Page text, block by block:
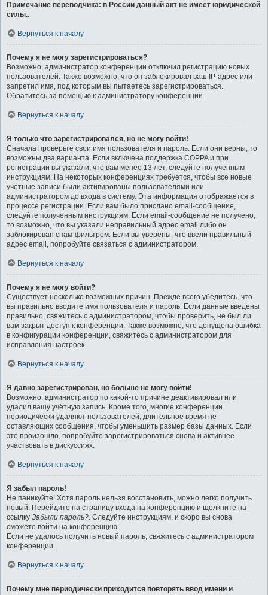
Примечание переводчика: в России данный акт не имеет юридической
силы..
Вернуться к началу
Почему я не могу зарегистрироваться?
Возможно, администратор конференции отключил регистрацию новых
пользователей. Также возможно, что он заблокировал ваш IP-адрес или
запретил имя, под которым вы пытаетесь зарегистрироваться.
Обратитесь за помощью к администратору конференции.
Вернуться к началу
Я только что зарегистрировался, но не могу войти!
Сначала проверьте свои имя пользователя и пароль. Если они верны, то
возможны два варианта. Если включена поддержка COPPA и при
регистрации вы указали, что вам менее 13 лет, следуйте полученным
инструкциям. На некоторых конференциях требуется, чтобы все новые
учётные записи были активированы пользователями или
администратором до входа в систему. Эта информация отображается в
процессе регистрации. Если вам было прислано email-сообщение,
следуйте полученным инструкциям. Если email-сообщение не получено,
то возможно, что вы указали неправильный адрес email либо он
заблокирован спам-фильтром. Если вы уверены, что ввели правильный
адрес email, попробуйте связаться с администратором.
Вернуться к началу
Почему я не могу войти?
Существует несколько возможных причин. Прежде всего убедитесь, что
вы правильно вводите имя пользователя и пароль. Если данные введены
правильно, свяжитесь с администратором, чтобы проверить, не был ли
вам закрыт доступ к конференции. Также возможно, что допущена ошибка
в конфигурации конференции, свяжитесь с администратором для
исправления настроек.
Вернуться к началу
Я давно зарегистрирован, но больше не могу войти!
Возможно, администратор по какой-то причине деактивировал или
удалил вашу учётную запись. Кроме того, многие конференции
периодически удаляют пользователей, длительное время не
оставляющих сообщения, чтобы уменьшить размер базы данных. Если
это произошло, попробуйте зарегистрироваться снова и активнее
участвовать в дискуссиях.
Вернуться к началу
Я забыл пароль!
Не паникуйте! Хотя пароль нельзя восстановить, можно легко получить
новый. Перейдите на страницу входа на конференцию и щёлкните на
ссылку Забыли пароль?. Следуйте инструкциям, и скоро вы снова
сможете войти на конференцию.
Если не удалось получить новый пароль, свяжитесь с администратором
конференции.
Вернуться к началу
Почему мне периодически приходится повторять ввод имени и